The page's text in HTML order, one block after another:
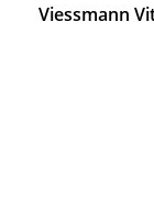
Viessmann